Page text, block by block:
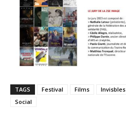
TAGS Festival Films Invisbles
Social